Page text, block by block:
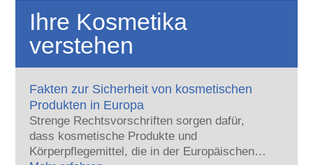
Ihre Kosmetika
verstehen
Fakten zur Sicherheit von kosmetischen
Produkten in Europa
Strenge Rechtsvorschriften sorgen dafür,
dass kosmetische Produkte und
Körperpflegemittel, die in der Europäischen